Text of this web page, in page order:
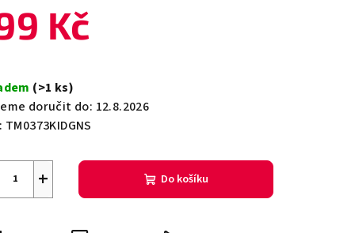
Kč
(>1 ks)
doručit do: 12.8.2026
TM0373KIDGNS
+ Do košíku